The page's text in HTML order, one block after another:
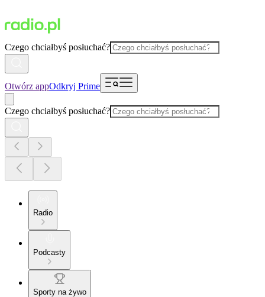
Czego chciałbyś posłuchać?
Otwórz appOdkryj Prime
Czego chciałbyś posłuchać?
Radio
Podcasty
Sporty na żywo